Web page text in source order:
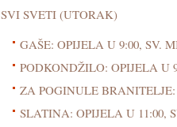
SVI SVETI (UTORAK)
GAŠE: OPIJELA U 9:00, SV.
PODKONDŽILO: OPIJELA U
ZA POGINULE
SLATINA: OPIJELA U 11:00,